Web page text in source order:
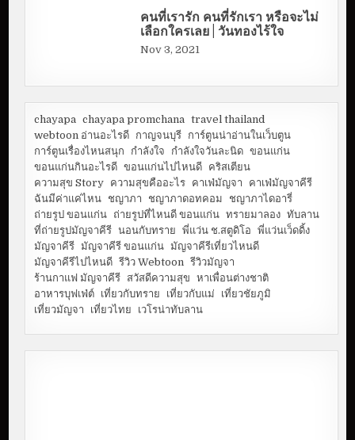
คนที่เรารัก คนที่รักเรา หรือจะไม่
เลือกใครเลย | วันทองไร้ใจ
Nov 3, 2021
chayapa chayapa promchana
travel thailand
webtoon อ่านอะไรดี กาญจนบุรี การ์ตูนน่าอ่านในเว็บตูน
การ์ตูนเรื่องไหนสนุก
กำลังใจ กำลังใจวันละนิด ขอนแก่น
ขอนแก่นกินอะไรดี ขอนแก่นไปไหนดี คริสเตียน
ความสุข Story ความสุขคืออะไร คาเฟ่มัญจา
คาเฟ่มัญจาคีรี
ฉันมีค่าแค่ไหน ชญาภา ชญาภาดอทคอม
ชญาภาไดอารี่
ถ่ายรูป ขอนแก่น ถ่ายรูปที่ไหนดี ขอนแก่น ทรายมาลอง ทับลาน
ที่ถ่ายรูปมัญจาคีรี นอนกับทราย พี่แว่น ช.สตูดิโอ
พี่แว่นเว็ดดิ้ง
มัญจาคีรี มัญจาคีรี ขอนแก่น มัญจาคีรีเที่ยวไหนดี
มัญจาคีรีไปไหนดี รีวิว Webtoon
รีวิวมัญจา
ร้านกาแฟ มัญจาคีรี สวัสดีความสุข
หาเพื่อนต่างชาติ
อาหารบุฟเฟ่ต์ เที่ยวกับทราย เที่ยวกับแม่
เที่ยวชัยภูมิ
เที่ยวมัญจา
เที่ยวไทย เวโรน่าทับลาน